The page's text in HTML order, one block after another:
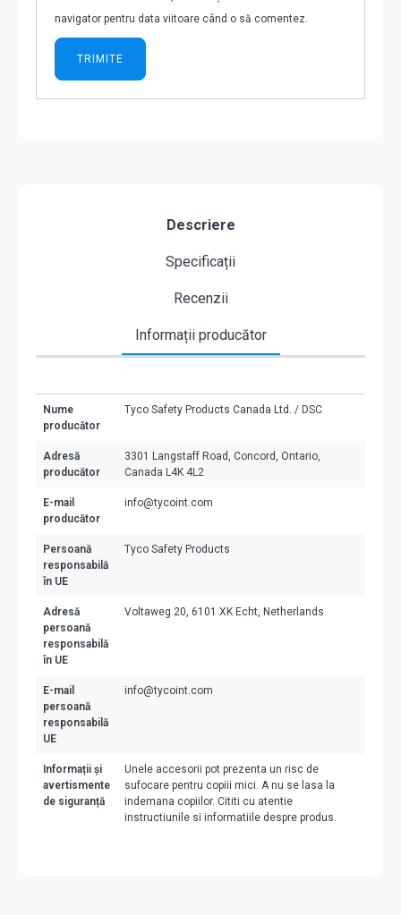
navigator pentru data viitoare când o să comentez.
Descriere
Specificații
Recenzii
Informații producător
Nume
producător
Tyco Safety Products Canada Ltd. / DSC
Adresă
producător
3301 Langstaff Road, Concord, Ontario,
Canada L4K 4L2
E-mail
producător
info@tycoint.com
Persoană
responsabilă
în UE
Tyco Safety Products
Adresă
persoană
responsabilă
în UE
Voltaweg 20, 6101 XK Echt, Netherlands
E-mail
persoană
responsabilă
UE
info@tycoint.com
Informații și
avertismente
de siguranță
Unele accesorii pot prezenta un risc de
sufocare pentru copiii mici. A nu se lasa la
indemana copiilor. Cititi cu atentie
instructiunile si informatiile despre produs.